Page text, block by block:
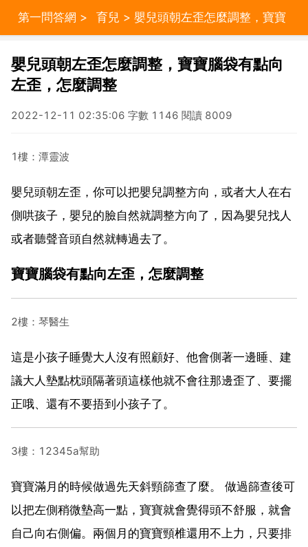
第一問答網 > 育兒 > 嬰兒頭朝左歪怎麼調整，寶寶
腦袋有點向左歪，怎麼調整
嬰兒頭朝左歪怎麼調整，寶寶腦袋有點向
左歪，怎麼調整
2022-12-11 02:35:06 字數 1146 閱讀 8009
1樓：潭靈波
嬰兒頭朝左歪，你可以把嬰兒調整方向，或者大人在右
側哄孩子，嬰兒的臉自然就調整方向了，因為嬰兒找人
或者聽聲音頭自然就轉過去了。
寶寶腦袋有點向左歪，怎麼調整
2樓：琴醫生
這是小孩子睡覺大人沒有照顧好、他會側著一邊睡、建
議大人墊點枕頭隔著頭這樣他就不會往那邊歪了、要擺
正哦、還有不要捂到小孩子了。
3樓：12345a幫助
寶寶滿月的時候做過先天斜頸篩查了麼。 做過篩查後可
以把左側稍微墊高一點，寶寶就會覺得頭不舒服，就會
自己向右側偏。兩個月的寶寶頸椎還用不上力，只要排